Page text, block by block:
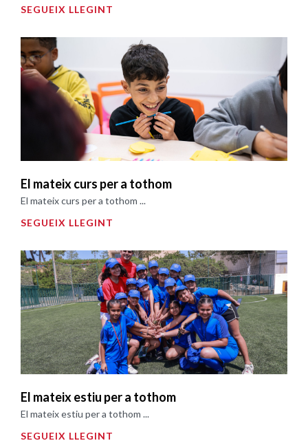
SEGUEIX LLEGINT
El mateix curs per a tothom
El mateix curs per a tothom ...
SEGUEIX LLEGINT
El mateix estiu per a tothom
El mateix estiu per a tothom ...
SEGUEIX LLEGINT